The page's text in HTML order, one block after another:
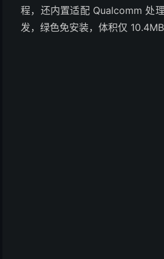
程，还内置适配 Qualcomm 处
发，绿色免安装，体积仅